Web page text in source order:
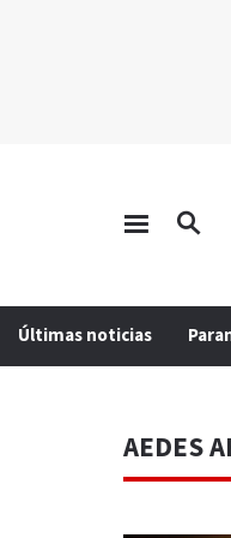
Últimas noticias
AEDES